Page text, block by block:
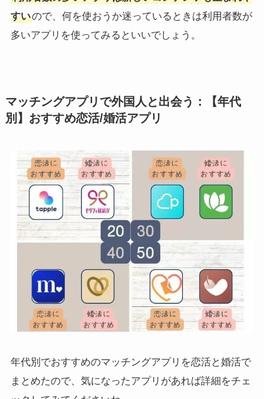
すいので、何を使おうか迷っているときは利用者数が
多いアプリを使ってみるといいでしょう。
マッチングアプリで外国人と出会う：【年代
別】おすすめ恋活/婚活アプリ
年代別でおすすめのマッチングアプリを恋活と婚活で
まとめたので、気になったアプリがあれば詳細をチェ